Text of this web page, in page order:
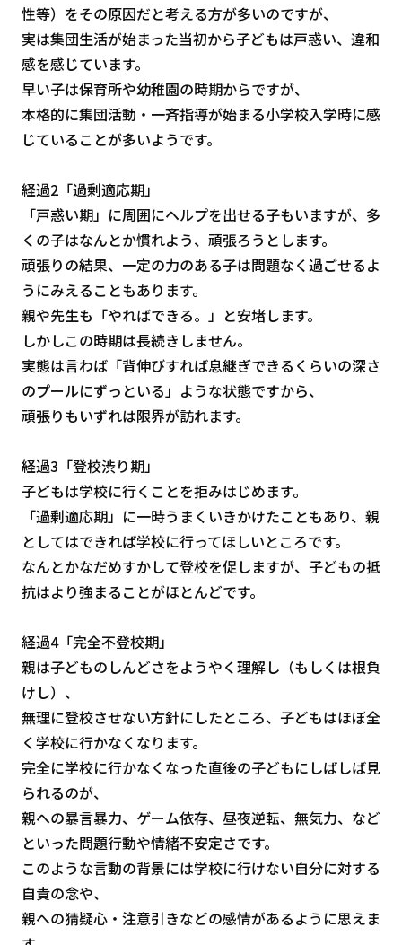
性等）をその原因だと考える方が多いのですが、
実は集団生活が始まった当初から子どもは戸惑い、違和
感を感じています。
早い子は保育所や幼稚園の時期からですが、
本格的に集団活動・一斉指導が始まる小学校入学時に感
じていることが多いようです。
経過2「過剰適応期」
「戸惑い期」に周囲にヘルプを出せる子もいますが、多
くの子はなんとか慣れよう、頑張ろうとします。
頑張りの結果、一定の力のある子は問題なく過ごせるよ
うにみえることもあります。
親や先生も「やればできる。」と安堵します。
しかしこの時期は長続きしません。
実態は言わば「背伸びすれば息継ぎできるくらいの深さ
のプールにずっといる」ような状態ですから、
頑張りもいずれは限界が訪れます。
経過3「登校渋り期」
子どもは学校に行くことを拒みはじめます。
「過剰適応期」に一時うまくいきかけたこともあり、親
としてはできれば学校に行ってほしいところです。
なんとかなだめすかして登校を促しますが、子どもの抵
抗はより強まることがほとんどです。
経過4「完全不登校期」
親は子どものしんどさをようやく理解し（もしくは根負
けし）、
無理に登校させない方針にしたところ、子どもはほぼ全
く学校に行かなくなります。
完全に学校に行かなくなった直後の子どもにしばしば見
られるのが、
親への暴言暴力、ゲーム依存、昼夜逆転、無気力、など
といった問題行動や情緒不安定さです。
このような言動の背景には学校に行けない自分に対する
自責の念や、
親への猜疑心・注意引きなどの感情があるように思えま